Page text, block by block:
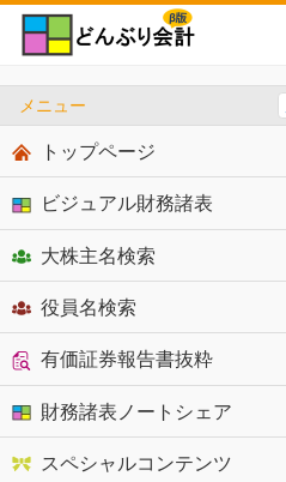
メニュー
トップページ
ビジュアル財務諸表
大株主名検索
役員名検索
有価証券報告書抜粋
財務諸表ノートシェア
スペシャルコンテンツ